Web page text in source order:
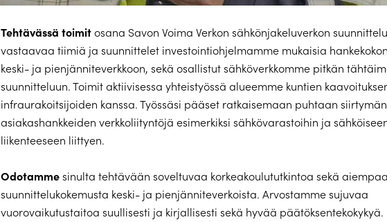
Tehtävässä toimitosana Savon Voima Verkon sähkönjakeluverkon
vastaavaa tiimiä ja suunnittelet investointiohjelmamme mukaisia
keski- ja pienjänniteverkkoon, sekä osallistut sähköverkkomme pitkän
suunnitteluun. Toimit aktiivisessa yhteistyössä alueemme kuntien
infraurakoitsijoiden kanssa. Työssäsi pääset ratkaisemaan puhtaan siirtymän
asiakashankkeiden verkkoliityntöjä esimerkiksi sähkövarastoihin ja
liikenteeseen liittyen.
Odotammesinulta tehtävään soveltuvaa korkeakoulututkintoa sekä aiempaa
suunnittelukokemusta keski- ja pienjänniteverkoista. Arvostamme sujuvaa
vuorovaikutustaitoa suullisesti ja kirjallisesti sekä hyvää päätöksentekokykyä.